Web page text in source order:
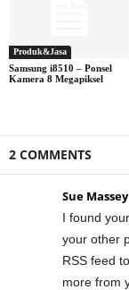
Produk&Jasa
Samsung i8510 – Ponsel
Kamera 8 Megapiksel
2 COMMENTS
Sue Massey
I found
your other
RSS feed
more from